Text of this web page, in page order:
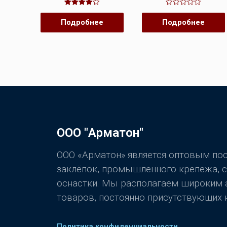
Оценка
из 5
Подробнее
Оценка
0
из
Подробнее
ООО "Арматон"
ООО «Арматон» является оптовым
заклёпок, промышленного крепежа,
оснастки. Мы располагаем широким
товаров, постоянно присутствующих